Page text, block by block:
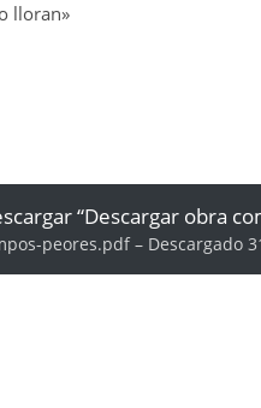
lloran»
“Descargar obra
peores.pdf – Descargado